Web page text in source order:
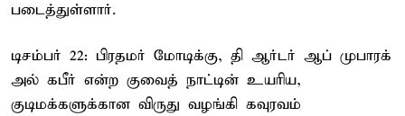
படைத்துள்ளார்.
டிசம்பர் 22: பிரதமர் மோடிக்கு, தி ஆர்டர் ஆப் முபாரக்
அல் கபீர் என்ற குவைத் நாட்டின் உயரிய,
குடிமக்களுக்கான விருது வழங்கி கவுரவம்